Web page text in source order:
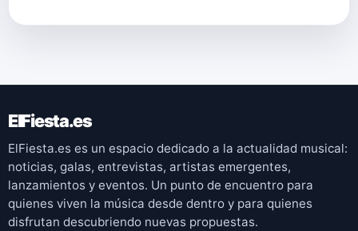
ElFiesta.es
ElFiesta.es es un espacio dedicado a la actualidad musical:
noticias, galas, entrevistas, artistas emergentes,
lanzamientos y eventos. Un punto de encuentro para
quienes viven la música desde dentro y para quienes
disfrutan descubriendo nuevas propuestas.